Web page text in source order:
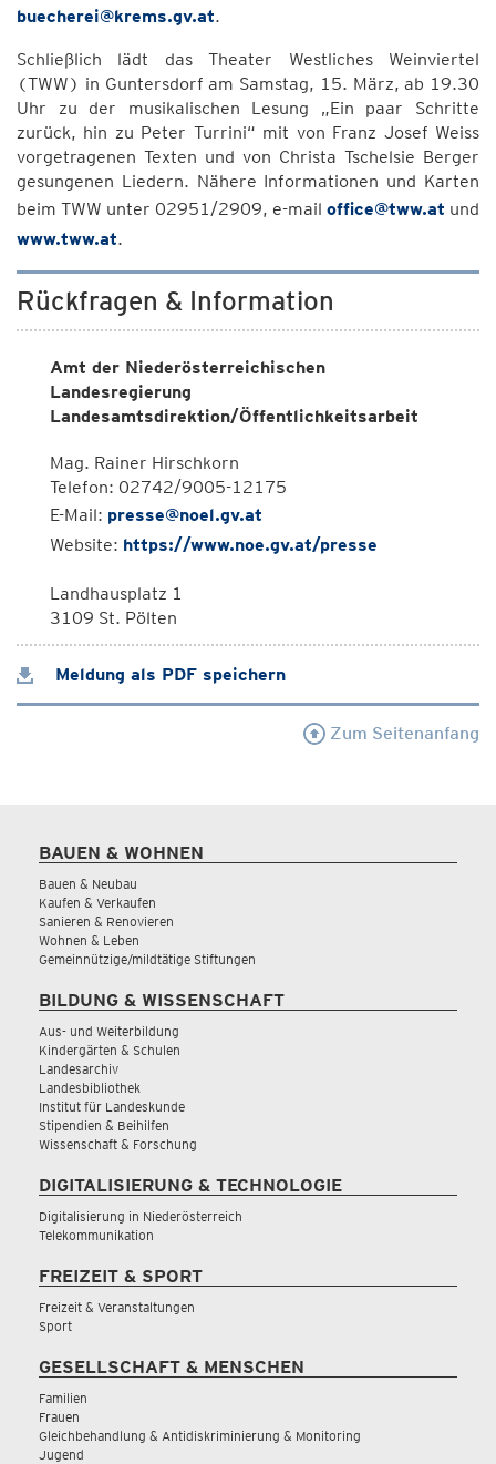
buecherei@krems.gv.at.
Schließlich lädt das Theater Westliches Weinviertel
(TWW) in Guntersdorf am Samstag, 15. März, ab 19.30
Uhr zu der musikalischen Lesung „Ein paar Schritte
zurück, hin zu Peter Turrini“ mit von Franz Josef Weiss
vorgetragenen Texten und von Christa Tschelsie Berger
gesungenen Liedern. Nähere Informationen und Karten
beim TWW unter 02951/2909, e-mail office@tww.at und
www.tww.at.
Rückfragen & Information
Amt der Niederösterreichischen
Landesregierung
Landesamtsdirektion/Öffentlichkeitsarbeit
Mag. Rainer Hirschkorn
Telefon: 02742/9005-12175
E-Mail: presse@noel.gv.at
Website: https://www.noe.gv.at/presse
Landhausplatz 1
3109 St. Pölten
Meldung als PDF speichern
Zum Seitenanfang
BAUEN & WOHNEN
Bauen & Neubau
Kaufen & Verkaufen
Sanieren & Renovieren
Wohnen & Leben
Gemeinnützige/mildtätige Stiftungen
BILDUNG & WISSENSCHAFT
Aus- und Weiterbildung
Kindergärten & Schulen
Landesarchiv
Landesbibliothek
Institut für Landeskunde
Stipendien & Beihilfen
Wissenschaft & Forschung
DIGITALISIERUNG & TECHNOLOGIE
Digitalisierung in Niederösterreich
Telekommunikation
FREIZEIT & SPORT
Freizeit & Veranstaltungen
Sport
GESELLSCHAFT & MENSCHEN
Familien
Frauen
Gleichbehandlung & Antidiskriminierung & Monitoring
Jugend